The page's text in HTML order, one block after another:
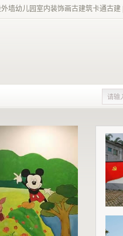
墙幼儿园室内装饰画古建筑卡通古建 |